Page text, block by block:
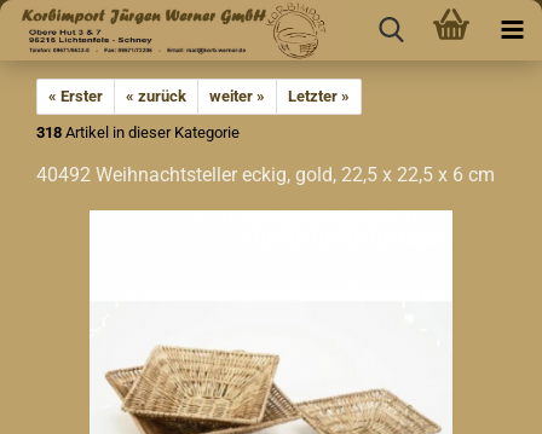
« Erster « zurück weiter »
Letzter »
318 Artikel in dieser Kategorie
40492 Weihnachtsteller eckig, gold, 22,5 x 22,5 x 6 cm